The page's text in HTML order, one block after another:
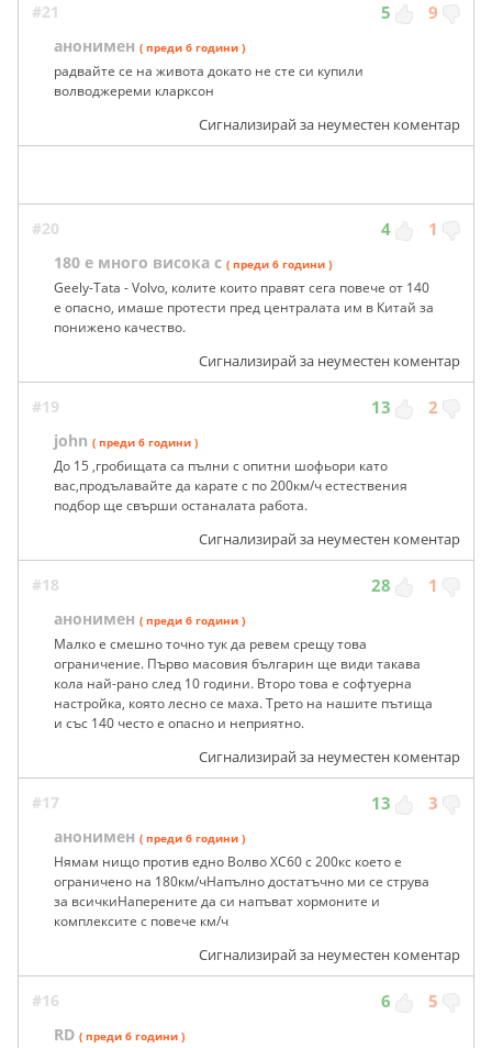
#21 5 9
анонимен ( преди 6 години )
радвайте се на живота докато не сте си купили
волводжереми кларксон
Сигнализирай за неуместен коментар
#20 4 1
180 е много висока с ( преди 6 години )
Geely-Tata - Volvo, колите които правят сега повече от 140
е опасно, имаше протести пред централата им в Китай за
понижено качество.
Сигнализирай за неуместен коментар
#19 13 2
john ( преди 6 години )
До 15 ,гробищата са пълни с опитни шофьори като
вас,продълавайте да карате с по 200км/ч естествения
подбор ще свърши останалата работа.
Сигнализирай за неуместен коментар
#18 28 1
анонимен ( преди 6 години )
Малко е смешно точно тук да ревем срещу това
ограничение. Първо масовия българин ще види такава
кола най-рано след 10 години. Второ това е софтуерна
настройка, която лесно се маха. Трето на нашите пътища
и със 140 често е опасно и неприятно.
Сигнализирай за неуместен коментар
#17 13 3
анонимен ( преди 6 години )
Нямам нищо против едно Волво XC60 с 200кс което е
ограничено на 180км/чНапълно достатъчно ми се струва
за всичкиНаперените да си напъват хормоните и
комплексите с повече км/ч
Сигнализирай за неуместен коментар
#16 6 5
RD ( преди 6 години )